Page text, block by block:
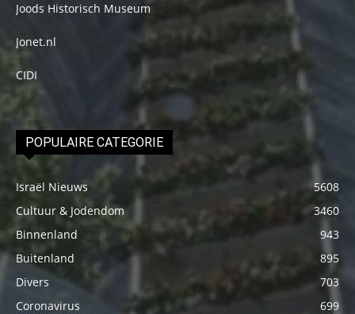
Joods Historisch Museum
Jonet.nl
CIDI
POPULAIRE CATEGORIE
Israël Nieuws
5608
Cultuur & Jodendom
3460
Binnenland
943
Buitenland
895
Divers
703
Coronavirus
699